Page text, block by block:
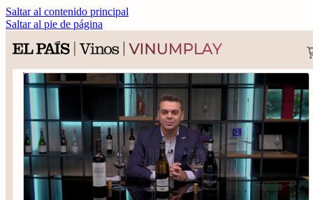
Saltar al contenido principal
Saltar al pie de página